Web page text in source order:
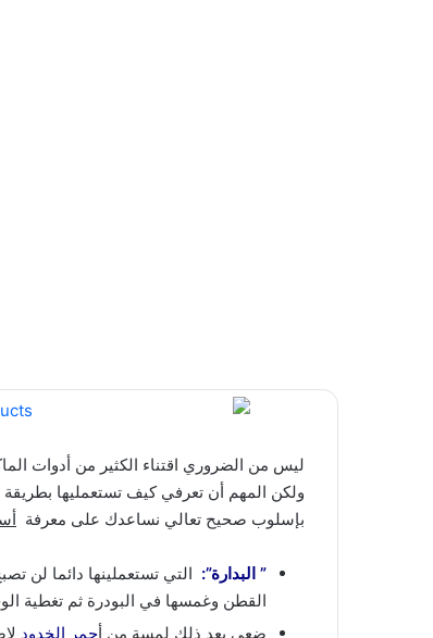
ليس من الضروري اقتناء الكثير من أدوات
ولكن المهم أن تعرفي كيف تستعمليها
بإسلوب صحيح تعالي نساعدك على معرفة
” البدارة”: التي تستعملينها دائما لن
القطن وغمسها في البودرة ثم تغطية
ضعي بعد ذلك لمسة من أحمر الخدود